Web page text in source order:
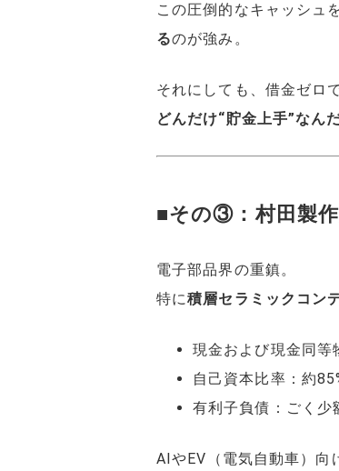
この圧倒的なキャッシュ
るのが強み。
それにしても、借金ゼロ
どんだけ“貯金上手”なん
■その③：村田製作
電子部品界の重鎮。
特に積層セラミックコン
現金および現金同等
自己資本比率：約
有利子負債：ごく少
AIやEV（電気自動車）向